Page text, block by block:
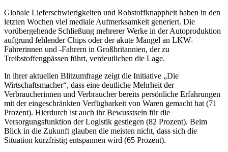
Globale Lieferschwierigkeiten und Rohstoffknappheit haben in den
letzten Wochen viel mediale Aufmerksamkeit generiert. Die
vorübergehende Schließung mehrerer Werke in der Autoproduktion
aufgrund fehlender Chips oder der akute Mangel an LKW-
Fahrerinnen und -Fahrern in Großbritannien, der zu
Treibstoffengpässen führt, verdeutlichen die Lage.
In ihrer aktuellen Blitzumfrage zeigt die Initiative „Die
Wirtschaftsmacher“, dass eine deutliche Mehrheit der
Verbraucherinnen und Verbraucher bereits persönliche Erfahrungen
mit der eingeschränkten Verfügbarkeit von Waren gemacht hat (71
Prozent). Hierdurch ist auch ihr Bewusstsein für die
Versorgungsfunktion der Logistik gestiegen (82 Prozent). Beim
Blick in die Zukunft glauben die meisten nicht, dass sich die
Situation kurzfristig entspannen wird (65 Prozent).